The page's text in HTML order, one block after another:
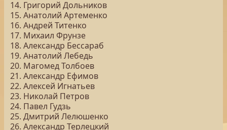
14. Григорий Дольников
15. Анатолий Артеменко
16. Андрей Титенко
17. Михаил Фрунзе
18. Александр Бессараб
19. Анатолий Лебедь
20. Магомед Толбоев
21. Александр Ефимов
22. Алексей Игнатьев
23. Николай Петров
24. Павел Гудзь
25. Дмитрий Лелюшенко
26. Александр Терлецкий